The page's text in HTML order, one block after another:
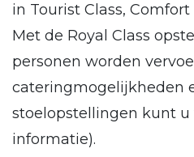
in Tourist Class, Comfort
Met de Royal Class
personen worden
cateringmogelijkheden
stoelopstellingen kunt
informatie).